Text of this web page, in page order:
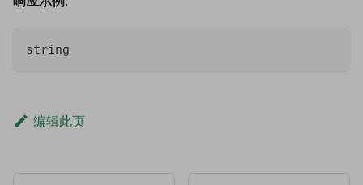
string
编辑此页